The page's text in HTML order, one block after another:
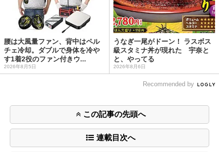
腰は大風量ファン、背中はペル
チェ冷却。ダブルで身体を冷や
す1着2役のファン付きウ...
2026年8月5日
うなぎ一尾がドーン！ ラスボス
級スタミナ丼が現れた 宇奈と
と、やってる
2026年8月6日
Recommended by
この記事の先頭へ
連載目次へ